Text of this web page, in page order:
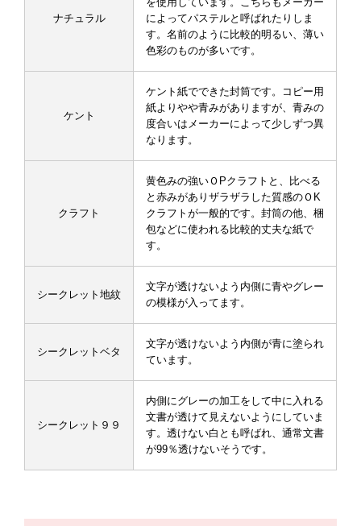
ナチュラル
によってパステルと呼ばれたりしま
す。名前のように比較的明るい、薄い
色彩のものが多いです。
ケント
ケント紙でできた封筒です。コピー用
紙よりやや青みがありますが、青みの
度合いはメーカーによって少しずつ異
なります。
クラフト
黄色みの強いＯPクラフトと、比べる
と赤みがありザラザラした質感のＯK
クラフトが一般的です。封筒の他、梱
包などに使われる比較的丈夫な紙で
す。
シークレット地紋
文字が透けないよう内側に青やグレー
の模様が入ってます。
シークレットベタ
文字が透けないよう内側が青に塗られ
ています。
シークレット９９
内側にグレーの加工をして中に入れる
文書が透けて見えないようにしていま
す。透けない白とも呼ばれ、通常文書
が99％透けないそうです。